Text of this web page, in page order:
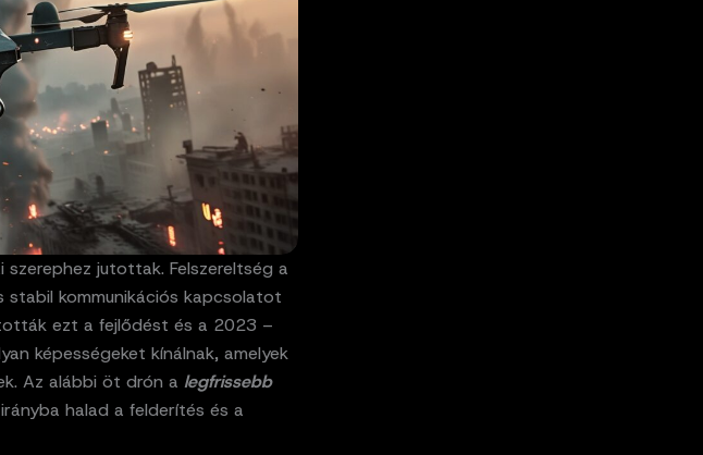
jutottak. Felszereltség a
kommunikációs kapcsolatot
ezt a fejlődést és a 2023 –
képességeket kínálnak, amelyek
Az alábbi öt drón a legfrissebb
halad a felderítés és a